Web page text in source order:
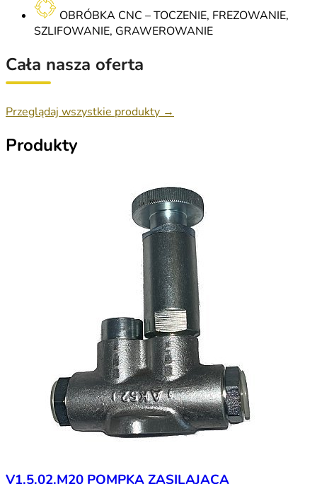
OBRÓBKA CNC – TOCZENIE, FREZOWANIE,
SZLIFOWANIE, GRAWEROWANIE
Cała nasza oferta
Przeglądaj wszystkie produkty →
Produkty
V1.5.02.M20 POMPKA ZASILAJĄCA